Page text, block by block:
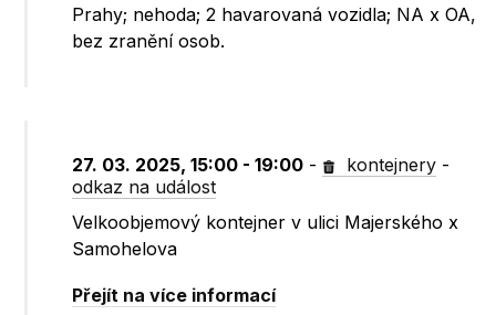
Prahy; nehoda; 2 havarovaná vozidla; NA x OA,
bez zranění osob.
27. 03. 2025, 15:00 - 19:00 - kontejnery -
odkaz na událost
Velkoobjemový kontejner v ulici Majerského x
Samohelova
Přejít na více informací